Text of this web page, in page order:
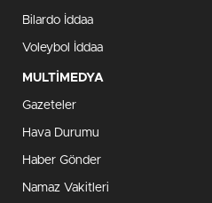
Bilardo İddaa
Voleybol İddaa
MULTİMEDYA
Gazeteler
Hava Durumu
Haber Gönder
Namaz Vakitleri